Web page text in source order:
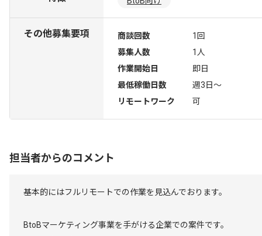
その他募集要項 商談回数
1回
募集人数
1人
作業開始日
即日
最低稼働日数
週3日〜
リモートワーク
可
担当者からのコメント
基本的にはフルリモートでの作業を見込んでおります。
BtoBマーケティング事業を手がける企業での案件です。